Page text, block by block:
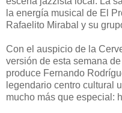
la energía musical de El
Rafaelito Mirabal y su
Con el auspicio de la
versión de esta semana
produce Fernando
legendario centro cultural
mucho más que especial: